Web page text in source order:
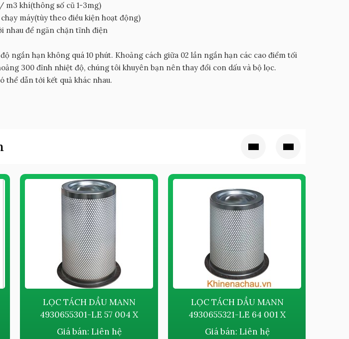
m3 khí(thông số cũ 1-3mg)
máy(tùy theo điều kiện hoạt động)
nhau để ngăn chặn tĩnh điện
ngắn hạn không quá 10 phút. Khoảng cách giữa 02 lần ngắn hạn các cao điểm tối
300 đỉnh nhiệt độ, chúng tôi khuyên bạn nên thay đổi con dấu và bộ lọc.
thể dẫn tới kết quả khác nhau.
LỌC TÁCH DẦU MANN
4930655301-LE 57 004 X
Giá bán: Liên hệ
LỌC TÁCH DẦU MANN
4930655321-LE 64 001 X
Giá bán: Liên hệ